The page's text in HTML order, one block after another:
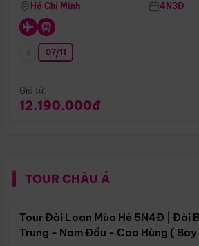
Hồ Chí Minh 4N3Đ
07/11
Giá từ:
12.190.000đ
TOUR CHÂU Á
Tour Đài Loan Mùa Hè 5N4Đ | Đài
Trung - Nam Đầu - Cao Hùng ( Bay